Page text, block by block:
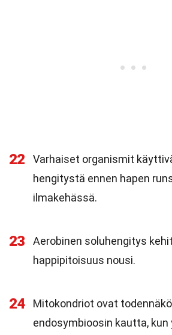
22
Varhaiset organismit
hengitystä ennen hapen
ilmakehässä.
23
Aerobinen soluhengitys
happipitoisuus nousi.
24
Mitokondriot ovat
endosymbioosin kautta, kun